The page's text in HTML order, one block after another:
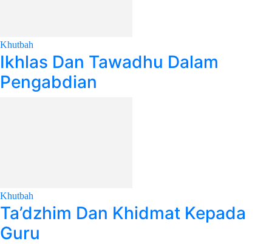
Khutbah
Ikhlas Dan Tawadhu Dalam
Pengabdian
Khutbah
Ta’dzhim Dan Khidmat Kepada
Guru